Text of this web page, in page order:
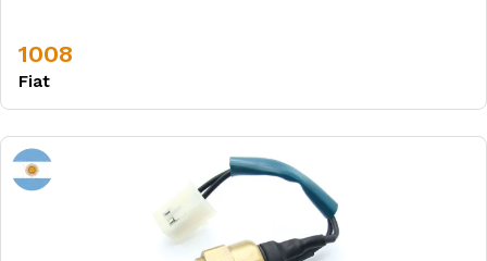
1008
Fiat